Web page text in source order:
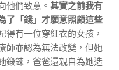
他們致意。 其實之前我有
了「錢」才願意照顧這些
得有一位穿紅衣的女孩，
師亦認為無法改變，但她
鍛鍊，爸爸還親自為她造